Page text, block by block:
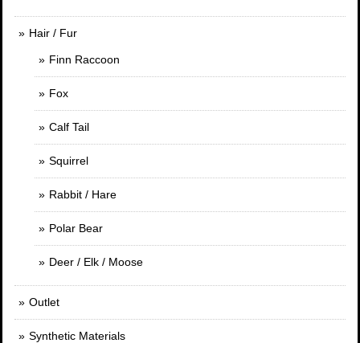
Hair / Fur
Finn Raccoon
Fox
Calf Tail
Squirrel
Rabbit / Hare
Polar Bear
Deer / Elk / Moose
Outlet
Synthetic Materials